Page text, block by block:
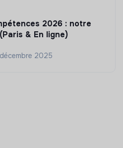
2026 : notre
& En ligne)
2025